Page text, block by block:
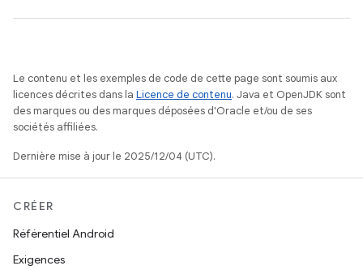
Le contenu et les exemples de code de cette page sont soumis aux
licences décrites dans la Licence de contenu. Java et OpenJDK sont
des marques ou des marques déposées d'Oracle et/ou de ses
sociétés affiliées.
Dernière mise à jour le 2025/12/04 (UTC).
CRÉER
Référentiel Android
Exigences